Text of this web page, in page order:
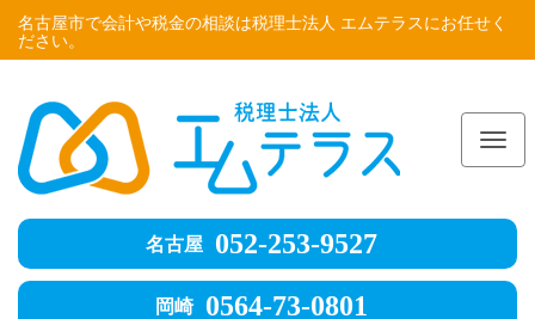
名古屋市で会計や税金の相談は税理士法人 エムテラスにお任せく
ださい。
名古屋 052-253-9527
岡崎 0564-73-0801